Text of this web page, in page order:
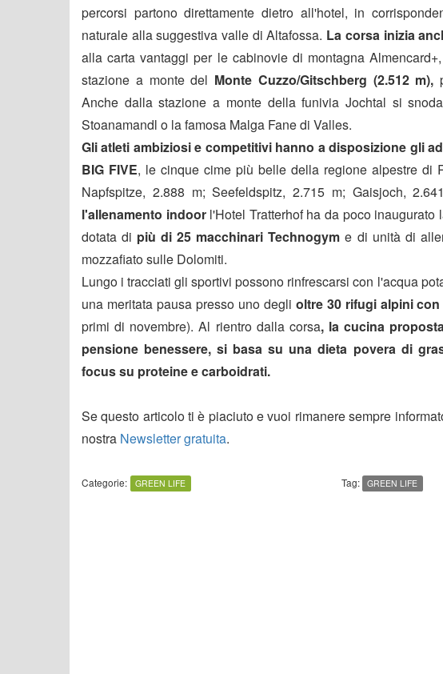
percorsi partono direttamente dietro all'hotel, in
naturale alla suggestiva valle di Altafossa. La corsa inizia
alla carta vantaggi per le cabinovie di montagna
stazione a monte del Monte Cuzzo/Gitschberg (2.512 m),
Anche dalla stazione a monte della funivia Jochtal si
Stoanamandl o la famosa Malga Fane di Valles.
Gli atleti ambiziosi e competitivi hanno a disposizione gli
BIG FIVE, le cinque cime più belle della regione alpestre di
Napfspitze, 2.888 m; Seefeldspitz, 2.715 m; Gaisjoch,
l'allenamento indoorl'Hotel Tratterhof ha da poco inaugurato
dotata di più di 25 macchinari Technogym e di unità di
mozzafiato sulle Dolomiti.
Lungo i tracciati gli sportivi possono rinfrescarsi con l'acqua
una meritata pausa presso uno degli oltre 30 rifugi alpini
primi di novembre). Al rientro dalla corsa, la cucina
pensione benessere, si basa su una dieta povera di
focus su proteine e carboidrati.
Se questo articolo ti è piaciuto e vuoi rimanere sempre
nostra Newsletter gratuita.
Categorie: GREEN LIFE Tag: GREEN LIFE